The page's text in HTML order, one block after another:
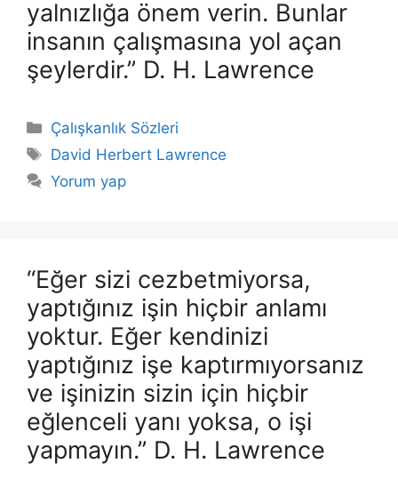
yalnızlığa önem verin. Bunlar
insanın çalışmasına yol açan
şeylerdir.” D. H. Lawrence
Kategoriler
Çalışkanlık Sözleri
Etiketler
David Herbert Lawrence
Yorum yap
“Eğer sizi cezbetmiyorsa,
yaptığınız işin hiçbir anlamı
yoktur. Eğer kendinizi
yaptığınız işe kaptırmıyorsanız
ve işinizin sizin için hiçbir
eğlenceli yanı yoksa, o işi
yapmayın.” D. H. Lawrence